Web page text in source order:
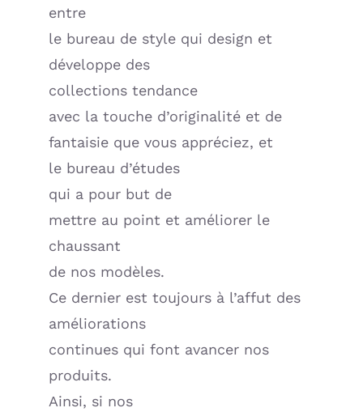
entre
le bureau de style qui design et
développe des
collections tendance
avec la touche d’originalité et de
fantaisie que vous appréciez, et
le bureau d’études
qui a pour but de
mettre au point et améliorer le
chaussant
de nos modèles.
Ce dernier est toujours à l’affut des
améliorations
continues qui font avancer nos
produits.
Ainsi, si nos